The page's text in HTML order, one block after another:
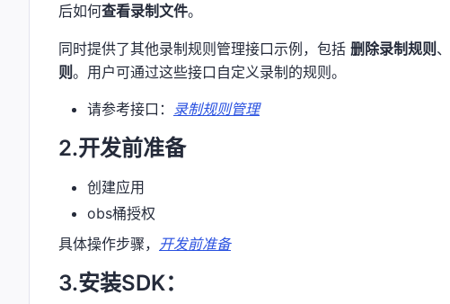
后如何查看录制文件。
同时提供了其他录制规则管理接口示例，包括 删除录制规则 、
则。用户可通过这些接口自定义录制的规则。
请参考接口： 录制规则管理
2.开发前准备
创建应用
obs桶授权
具体操作步骤， 开发前准备
3.安装SDK：